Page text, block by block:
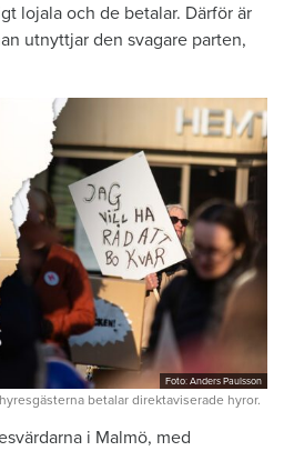
lojala och de betalar. Därför är
utnyttjar den svagare parten,
Foto: Anders Paulsson
betalar direktaviserade hyror.
i Malmö, med